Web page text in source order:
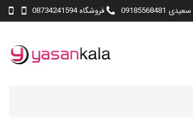
فروشگاه 08734241594